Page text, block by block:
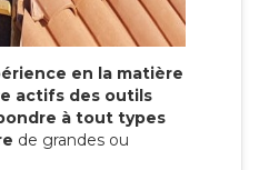
en la matière
actifs des outils
à tout types
de grandes ou